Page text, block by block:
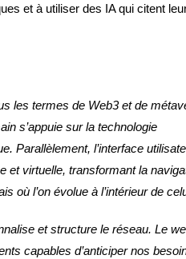
et à utiliser des IA qui citent
les termes de Web3 et de
s’appuie sur la technologie
Parallèlement, l’interface
et virtuelle, transformant la
où l’on évolue à l’intérieur de
et structure le réseau. Le
capables d’anticiper nos